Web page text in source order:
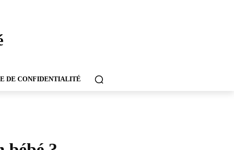
DE CONFIDENTIALITÉ